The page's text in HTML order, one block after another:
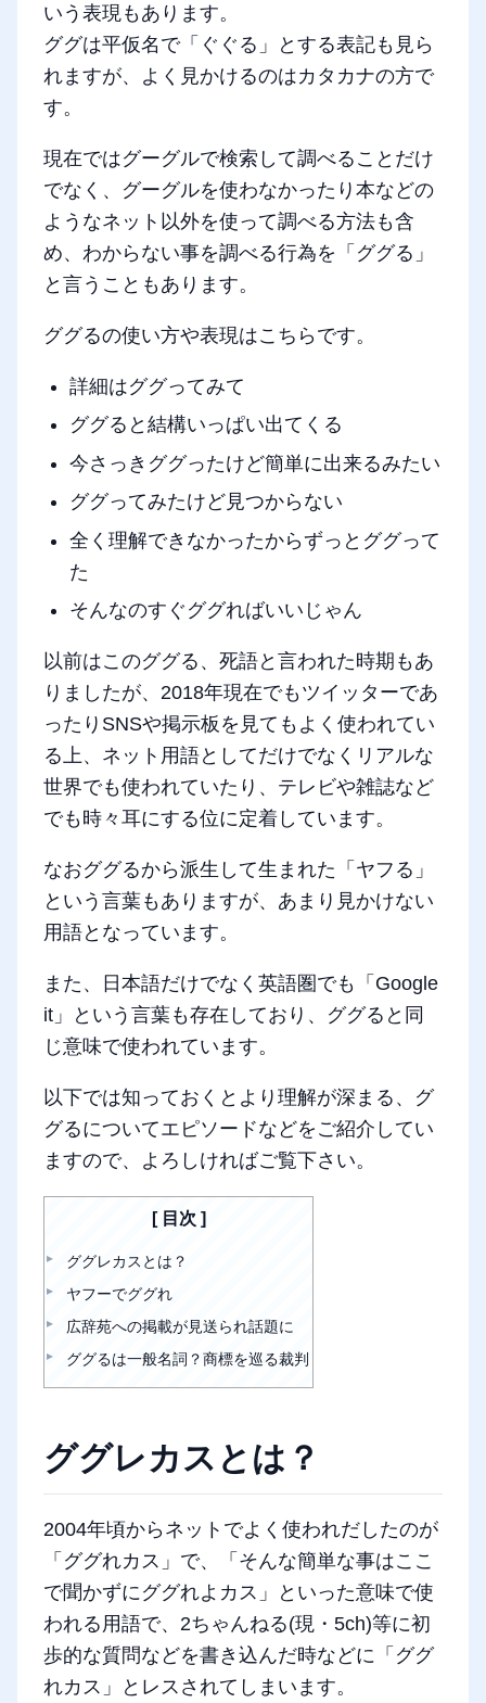
いう表現もあります。
ググは平仮名で「ぐぐる」とする表記も見ら
れますが、よく見かけるのはカタカナの方で
す。
現在ではグーグルで検索して調べることだけ
でなく、グーグルを使わなかったり本などの
ようなネット以外を使って調べる方法も含
め、わからない事を調べる行為を「ググる」
と言うこともあります。
ググるの使い方や表現はこちらです。
詳細はググってみて
ググると結構いっぱい出てくる
今さっきググったけど簡単に出来るみたい
ググってみたけど見つからない
全く理解できなかったからずっとググって
た
そんなのすぐググればいいじゃん
以前はこのググる、死語と言われた時期もあ
りましたが、2018年現在でもツイッターであ
ったりSNSや掲示板を見てもよく使われてい
る上、ネット用語としてだけでなくリアルな
世界でも使われていたり、テレビや雑誌など
でも時々耳にする位に定着しています。
なおググるから派生して生まれた「ヤフる」
という言葉もありますが、あまり見かけない
用語となっています。
また、日本語だけでなく英語圏でも「Google
it」という言葉も存在しており、ググると同
じ意味で使われています。
以下では知っておくとより理解が深まる、グ
グるについてエピソードなどをご紹介してい
ますので、よろしければご覧下さい。
目次
ググレカスとは？
ヤフーでググれ
広辞苑への掲載が見送られ話題に
ググるは一般名詞？商標を巡る裁判
ググレカスとは？
2004年頃からネットでよく使われだしたのが
「ググれカス」で、「そんな簡単な事はここ
で聞かずにググれよカス」といった意味で使
われる用語で、2ちゃんねる(現・5ch)等に初
歩的な質問などを書き込んだ時などに「ググ
れカス」とレスされてしまいます。